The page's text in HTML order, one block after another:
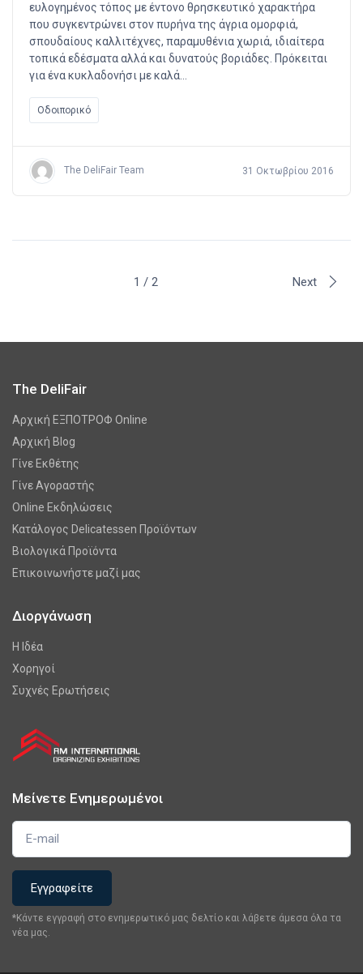
ευλογημένος τόπος με έντονο θρησκευτικό χαρακτήρα
που συγκεντρώνει στον πυρήνα της άγρια ομορφιά,
σπουδαίους καλλιτέχνες, παραμυθένια χωριά, ιδιαίτερα
τοπικά εδέσματα αλλά και δυνατούς βοριάδες. Πρόκειται
για ένα κυκλαδονήσι με καλά…
Οδοιπορικό
The DeliFair Team 31 Οκτωβρίου 2016
1 / 2 Next
The DeliFair
Αρχική ΕΞΠΟΤΡΟΦ Online
Αρχική Blog
Γίνε Εκθέτης
Γίνε Αγοραστής
Online Εκδηλώσεις
Κατάλογος Delicatessen Προϊόντων
Βιολογικά Προϊόντα
Επικοινωνήστε μαζί μας
Διοργάνωση
Η Ιδέα
Χορηγοί
Συχνές Ερωτήσεις
Μείνετε Ενημερωμένοι
*Κάντε εγγραφή στο ενημερωτικό μας δελτίο και λάβετε άμεσα όλα τα
νέα μας.